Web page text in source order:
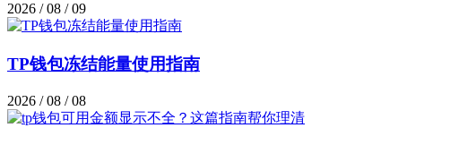
2026 / 08 / 09
TP钱包冻结能量使用指南
2026 / 08 / 08